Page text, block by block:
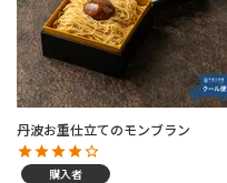
丹波お重仕立てのモンブラン
購入者